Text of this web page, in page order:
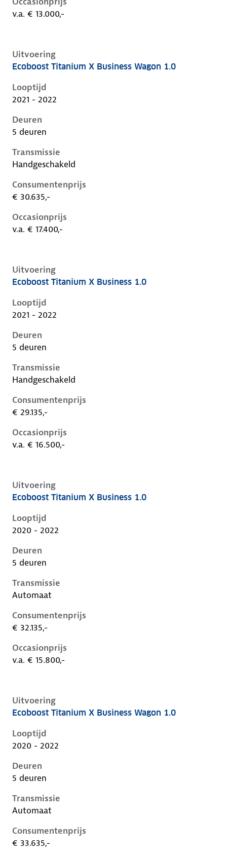
v.a. € 13.000,-
Uitvoering
Ford Focus iv, wagon 1.0, 92 kW, Benzine, 5 deuren
Ecoboost Titanium X Business Wagon 1.0
Looptijd
2021 - 2022
Deuren
5 deuren
Transmissie
Handgeschakeld
Consumentenprijs
€ 30.635,-
Occasionprijs
v.a. € 17.400,-
Uitvoering
Ford Focus iv, 1.0, 92 kW, Benzine, 5 deuren
Ecoboost Titanium X Business 1.0
Looptijd
2021 - 2022
Deuren
5 deuren
Transmissie
Handgeschakeld
Consumentenprijs
€ 29.135,-
Occasionprijs
v.a. € 16.500,-
Uitvoering
Ford Focus iv, 1.0, 92 kW, Benzine, 5 deuren
Ecoboost Titanium X Business 1.0
Looptijd
2020 - 2022
Deuren
5 deuren
Transmissie
Automaat
Consumentenprijs
€ 32.135,-
Occasionprijs
v.a. € 15.800,-
Uitvoering
Ford Focus iv, wagon 1.0, 92 kW, Benzine, 5 deuren
Ecoboost Titanium X Business Wagon 1.0
Looptijd
2020 - 2022
Deuren
5 deuren
Transmissie
Automaat
Consumentenprijs
€ 33.635,-